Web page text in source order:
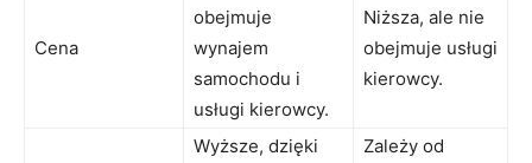
Cena
obejmuje
wynajem
samochodu⁢ i⁢
usługi kierowcy.
Niższa, ⁣ale⁢ nie
obejmuje usługi
​kierowcy.
Wyższe,⁣ dzięki
Zależy od